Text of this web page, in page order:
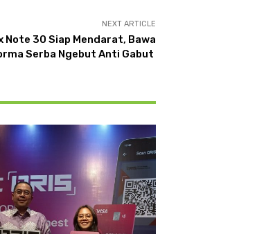
NEXT ARTICLE
Note 30 Siap Mendarat, Bawa
Serba Ngebut Anti Gabut